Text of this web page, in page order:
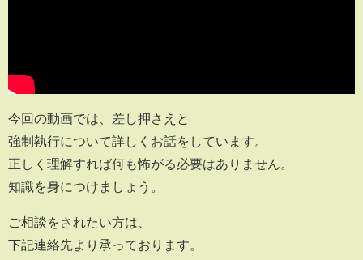
今回の動画では、差し押さえと
強制執行について詳しくお話をしています。
正しく理解すれば何も怖がる必要はありません。
知識を身につけましょう。
ご相談をされたい方は、
下記連絡先より承っております。